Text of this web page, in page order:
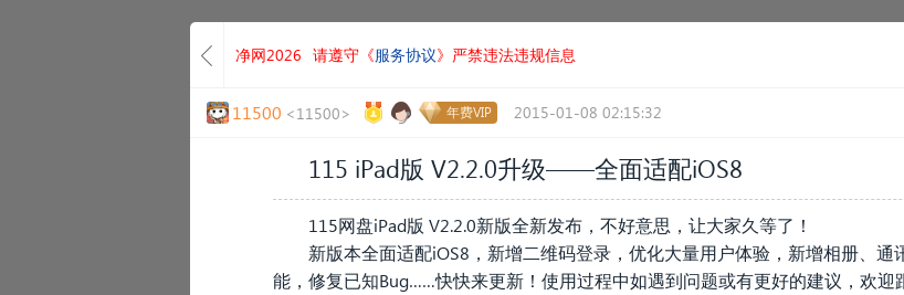
净网2026 请遵守《服务协议》严禁违法违规信息
11500 <11500> 年费VIP 2015-01-08 02:15:32
115 iPad版 V2.2.0升级——全面适配iOS8
115网盘iPad版 V2.2.0新版全新发布，不好意思，让大家久等了！
新版本全面适配iOS8，新增二维码登录，优化大量用户体验，新增相册、
能，修复已知Bug……快快来更新！使用过程中如遇到问题或有更好的建议，欢迎